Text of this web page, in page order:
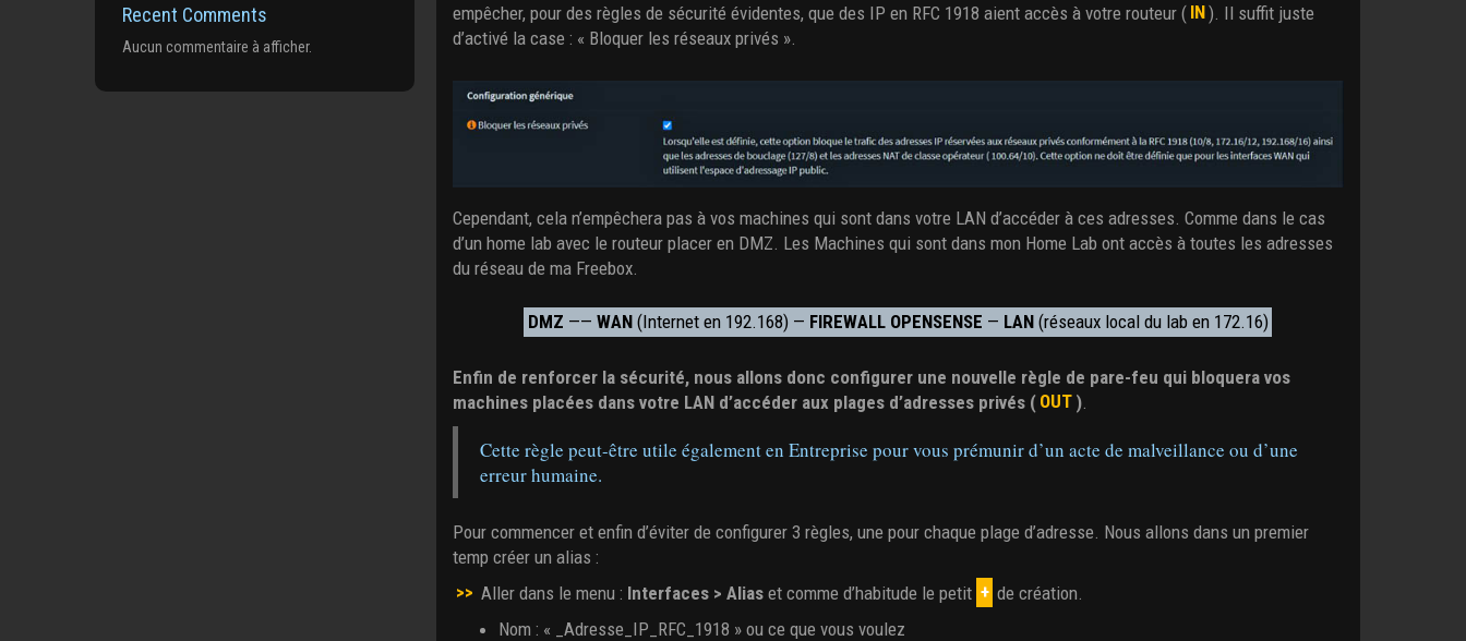
empêcher, pour des règles de sécurité évidentes, que des IP en RFC 1918 aient accès à votre routeur ( IN). Il suffit juste
d’activé la case : « Bloquer les réseaux privés ».
Cependant, cela n’empêchera pas à vos machines qui sont dans votre LAN d’accéder à ces adresses. Comme dans le cas
d’un home lab avec le routeur placer en DMZ. Les Machines qui sont dans mon Home Lab ont accès à toutes les adresses
du réseau de ma Freebox.
DMZ —— WAN (Internet en 192.168) — FIREWALL OPENSENSE — LAN(réseaux local du lab en 172.16)
Enfin de renforcer la sécurité, nous allons donc configurer une nouvelle règle de pare-feu qui bloquera vos
machines placées dans votre LAN d’accéder aux plages d’adresses privés ( OUT )
Cette règle peut-être utile également en Entreprise pour vous prémunir d’un acte de malveillance ou d’une
erreur humaine.
Pour commencer et enfin d’éviter de configurer 3 règles, une pour chaque plage d’adresse. Nous allons dans un premier
temp créer un alias :
>> Aller dans le menu : Interfaces > Alias et comme d’habitude le petit + de création.
Nom : « _Adresse_IP_RFC_1918 » ou ce que vous voulez
Recent Comments
Aucun commentaire à afficher.